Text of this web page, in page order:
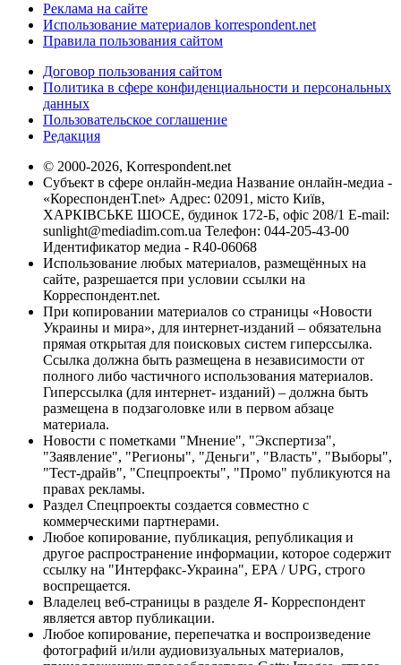
Реклама на сайте
Использование материалов korrespondent.net
Правила пользования сайтом
Договор пользования сайтом
Политика в сфере конфиденциальности и персональных
данных
Пользовательское соглашение
Редакция
© 2000-2026, Korrespondent.net
Субъект в сфере онлайн-медиа Название онлайн-медиа -
«КореспонденТ.net» Адрес: 02091, місто Київ,
ХАРКІВСЬКЕ ШОСЕ, будинок 172-Б, офіс 208/1 E-mail:
sunlight@mediadim.com.ua Телефон: 044-205-43-00
Идентификатор медиа - R40-06068
Использование любых материалов, размещённых на
сайте, разрешается при условии ссылки на
Корреспондент.net.
При копировании материалов со страницы «Новости
Украины и мира», для интернет-изданий – обязательна
прямая открытая для поисковых систем гиперссылка.
Ссылка должна быть размещена в независимости от
полного либо частичного использования материалов.
Гиперссылка (для интернет- изданий) – должна быть
размещена в подзаголовке или в первом абзаце
материала.
Новости с пометками "Мнение", "Экспертиза",
"Заявление", "Регионы", "Деньги", "Власть", "Выборы",
"Тест-драйв", "Спецпроекты", "Промо" публикуются на
правах рекламы.
Раздел Спецпроекты создается совместно с
коммерческими партнерами.
Любое копирование, публикация, републикация и
другое распространение информации, которое содержит
ссылку на "Интерфакс-Украина", EPA / UPG, строго
воспрещается.
Владелец веб-страницы в разделе Я- Корреспондент
является автор публикации.
Любое копирование, перепечатка и воспроизведение
фотографий и/или аудиовизуальных материалов,